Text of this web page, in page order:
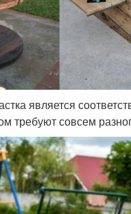
является
требуют совсем